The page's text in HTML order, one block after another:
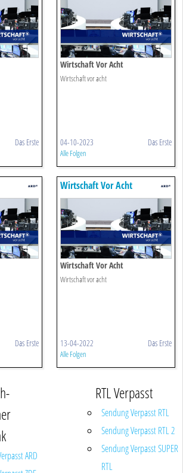
Das Erste
Wirtschaft Vor Acht
Wirtschaft vor acht
04-10-2023 Das Erste
Alle Folgen
Das Erste
Wirtschaft Vor Acht
Wirtschaft Vor Acht
Wirtschaft vor acht
13-04-2022 Das Erste
Alle Folgen
ARD
RTL Verpasst
Sendung Verpasst RTL
Sendung Verpasst RTL 2
Sendung Verpasst SUPER
RTL